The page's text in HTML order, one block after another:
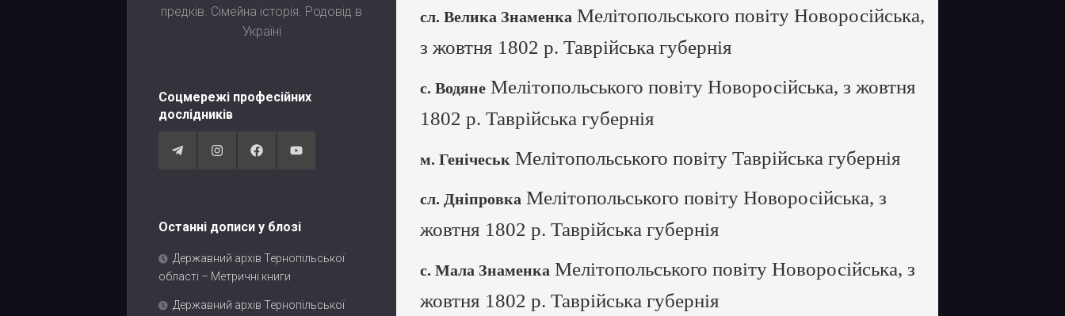
предків. Сімейна історія. Родовід в
Україні
Соцмережі професійних
дослідників
Останні дописи у блозі
Державний архів Тернопільської
області – Метричні книги
Державний архів Тернопільської
сл. Велика Знаменка Мелітопольського повіту Новоросійська,
з жовтня 1802 р. Таврійська губернія
с. Водяне Мелітопольського повіту Новоросійська, з жовтня
1802 р. Таврійська губернія
м. Генічеськ Мелітопольського повіту Таврійська губернія
сл. Дніпровка Мелітопольського повіту Новоросійська, з
жовтня 1802 р. Таврійська губернія
с. Мала Знаменка Мелітопольського повіту Новоросійська, з
жовтня 1802 р. Таврійська губернія